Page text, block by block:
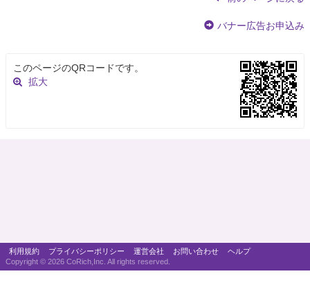
バナー広告お申込み
このページのQRコードです。
拡大
利用規約 プライバシーポリシー 運営会社 お問い合わせ
ヘルプ
Copyright © 2026 CoRich,Inc. All rights reserved.